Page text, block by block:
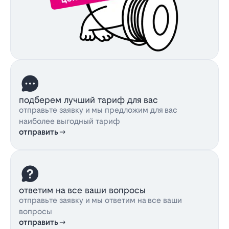
подберем лучший тариф для вас
отправьте заявку и мы предложим для вас
наиболее выгодный тариф
отправить
ответим на все ваши вопросы
отправьте заявку и мы ответим на все ваши
вопросы
отправить